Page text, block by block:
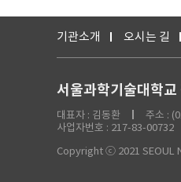
기관소개 오시는 길
서울과학기술대학교
대표자 : 김동환
주소 :
사업자번호 : 217-83-00732
Copyright ⓒ 2021 SEOUL